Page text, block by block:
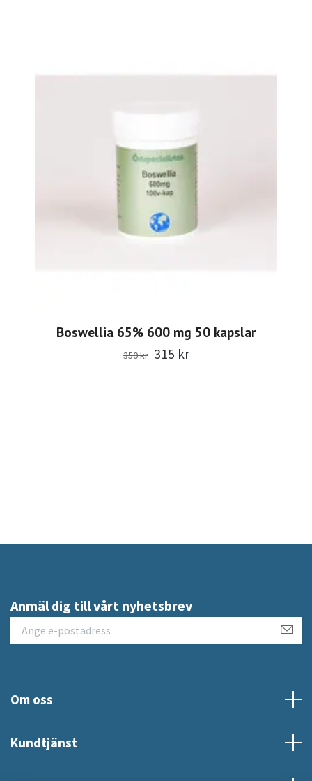
Boswellia 65% 600 mg 50 kapslar
350 kr 315 kr
Anmäl dig till vårt nyhetsbrev
Om oss
Kundtjänst